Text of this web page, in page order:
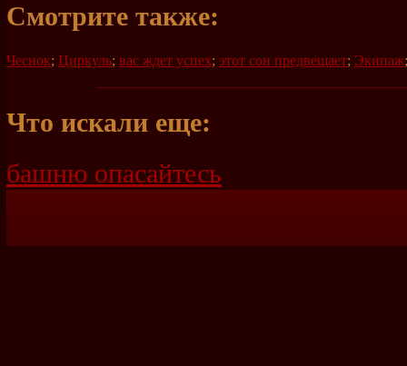
Смотрите также:
Чеснок; Циркуль; вас ждет успех; этот сон предвещает; Экипаж
Что искали еще:
башню опасайтесь